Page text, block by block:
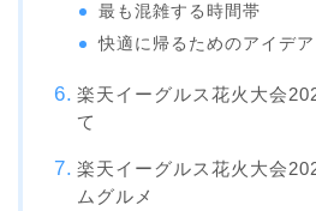
最も混雑する時間帯
快適に帰るためのアイデア
楽天イーグルス花火大会
て
楽天イーグルス花火大会
ムグルメ